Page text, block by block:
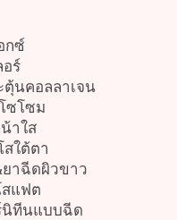
กซ์
อร์
ตุ้นคอลลาเจน
ซโซม
าใส
สใต้ตา
าฉีดผิวขาว
สแฟต
นิทีนแบบฉีด